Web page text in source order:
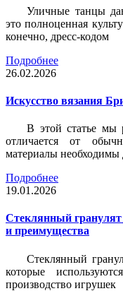
Уличные танцы
это полноценная
конечно, дресс-кодом
Подробнее
26.02.2026
Искусство вязания
В этой статье мы
отличается от
материалы необходимы
Подробнее
19.01.2026
Стеклянный гранулят
и преимущества
Стеклянный
которые
производство игрушек